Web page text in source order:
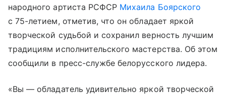
народного артиста РСФСР Михаила Боярского
с 75-летием, отметив, что он обладает яркой
творческой судьбой и сохранил верность лучшим
традициям исполнительского мастерства. Об этом
сообщили в пресс-службе белорусского лидера.
«Вы — обладатель удивительно яркой творческой